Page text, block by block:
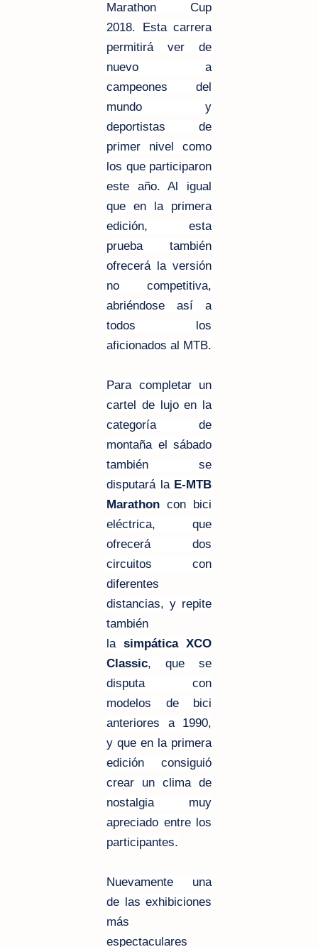
Marathon Cup
2018. Esta carrera
permitirá ver de
nuevo a
campeones del
mundo y
deportistas de
primer nivel como
los que participaron
este año. Al igual
que en la primera
edición, esta
prueba también
ofrecerá la versión
no competitiva,
abriéndose así a
todos los
aficionados al MTB.
Para completar un
cartel de lujo en la
categoría de
montaña el sábado
también se
disputará la E-MTB
Marathon con bici
eléctrica, que
ofrecerá dos
circuitos con
diferentes
distancias, y repite
también
la simpática XCO
Classic, que se
disputa con
modelos de bici
anteriores a 1990,
y que en la primera
edición consiguió
crear un clima de
nostalgia muy
apreciado entre los
participantes.
Nuevamente una
de las exhibiciones
más
espectaculares